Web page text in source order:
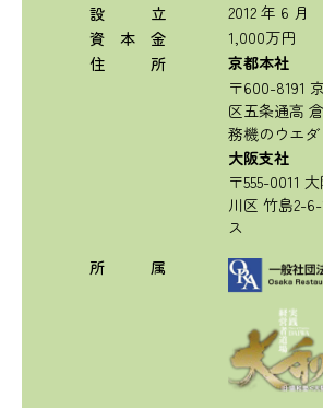
設 立
2012 年 6 月
資 本 金
1,000万円
住 所
京都本社
〒600-8191
区五条通高
務機のウエダ
大阪支社
〒555-0011
川区 竹島2-
ス
所 属